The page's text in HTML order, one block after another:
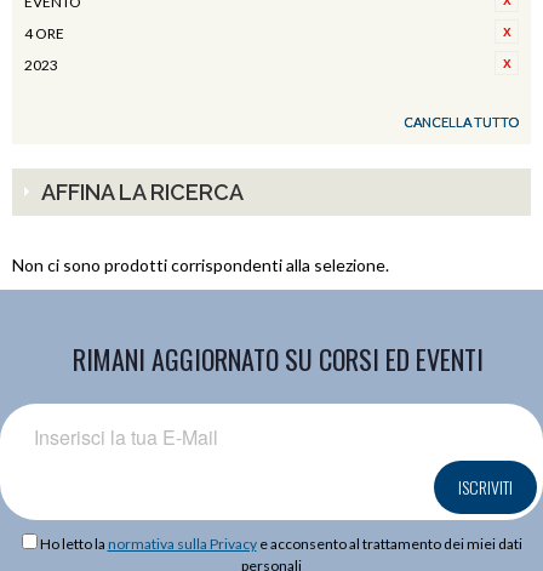
4 ORE
2023
CANCELLA TUTTO
AFFINA LA RICERCA
Non ci sono prodotti corrispondenti alla selezione.
RIMANI AGGIORNATO SU CORSI ED EVENTI
ISCRIVITI
Ho letto la normativa sulla Privacye acconsento al trattamento dei miei dati
personali